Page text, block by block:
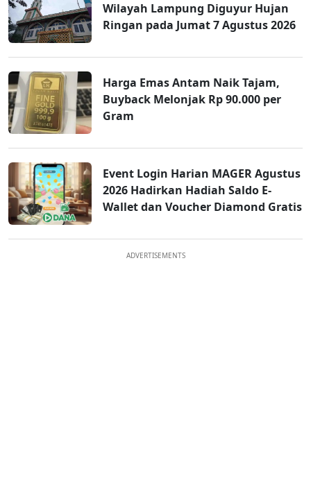
Wilayah Lampung Diguyur Hujan
Ringan pada Jumat 7 Agustus 2026
Harga Emas Antam Naik Tajam,
Buyback Melonjak Rp 90.000 per
Gram
Event Login Harian MAGER Agustus
2026 Hadirkan Hadiah Saldo E-
Wallet dan Voucher Diamond Gratis
ADVERTISEMENTS